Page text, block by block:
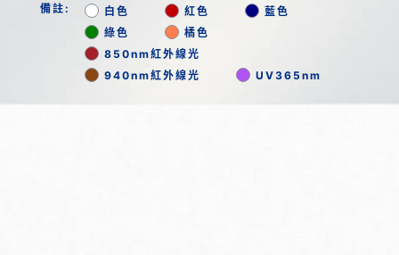
備註: 白色 紅色
藍色
綠色
橘色
850nm紅外線光
940nm紅外線光
UV365nm